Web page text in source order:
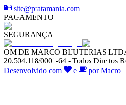
site@pratamania.com
PAGAMENTO
SEGURANÇA
OM DE MARCO BIJUTERIAS
20.504.118/0001-64 - Todos Direitos
Desenvolvido com
e por Macro